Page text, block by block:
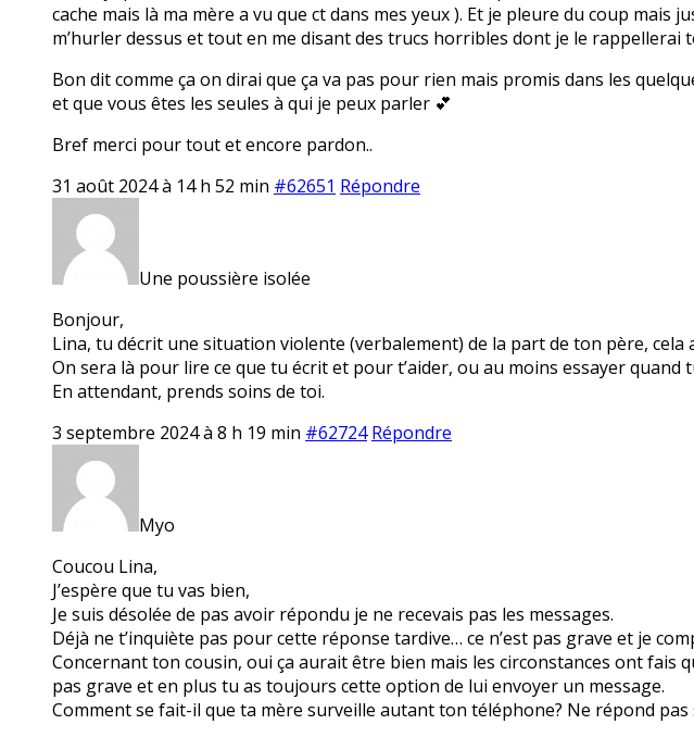
cache mais là ma mère a vu que ct dans mes yeux ). Et je pleure du coup mais
m’hurler dessus et tout en me disant des trucs horribles dont je le rappellerai
Bon dit comme ça on dirai que ça va pas pour rien mais promis dans les
et que vous êtes les seules à qui je peux parler 💕
Bref merci pour tout et encore pardon..
31 août 2024 à 14 h 52 min #62651 Répondre
Une poussière isolée
Bonjour,
Lina, tu décrit une situation violente (verbalement) de la part de ton père, cela
On sera là pour lire ce que tu écrit et pour t’aider, ou au moins essayer
En attendant, prends soins de toi.
3 septembre 2024 à 8 h 19 min #62724 Répondre
Myo
Coucou Lina,
J’espère que tu vas bien,
Je suis désolée de pas avoir répondu je ne recevais pas les messages.
Déjà ne t’inquiète pas pour cette réponse tardive… ce n’est pas grave et je
Concernant ton cousin, oui ça aurait être bien mais les circonstances ont fais
pas grave et en plus tu as toujours cette option de lui envoyer un message.
Comment se fait-il que ta mère surveille autant ton téléphone? Ne répond pas